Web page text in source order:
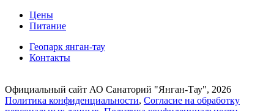
Цены
Питание
Геопарк янган-тау
Контакты
Официальный сайт АО Санаторий "Янган-Тау", 2026
Политика конфиденциальности, Согласие на обработку